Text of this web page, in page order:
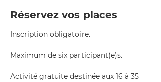
Réservez vos places
Inscription obligatoire.
Maximum de six participant(e)s.
Activité gratuite destinée aux 16 à 35